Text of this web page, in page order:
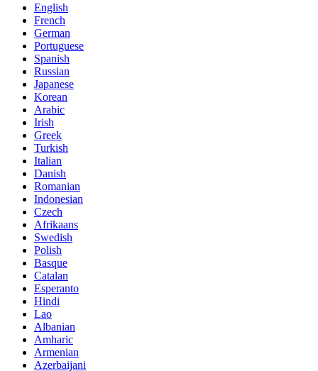
English
French
German
Portuguese
Spanish
Russian
Japanese
Korean
Arabic
Irish
Greek
Turkish
Italian
Danish
Romanian
Indonesian
Czech
Afrikaans
Swedish
Polish
Basque
Catalan
Esperanto
Hindi
Lao
Albanian
Amharic
Armenian
Azerbaijani